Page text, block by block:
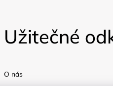
Užitečné
O nás